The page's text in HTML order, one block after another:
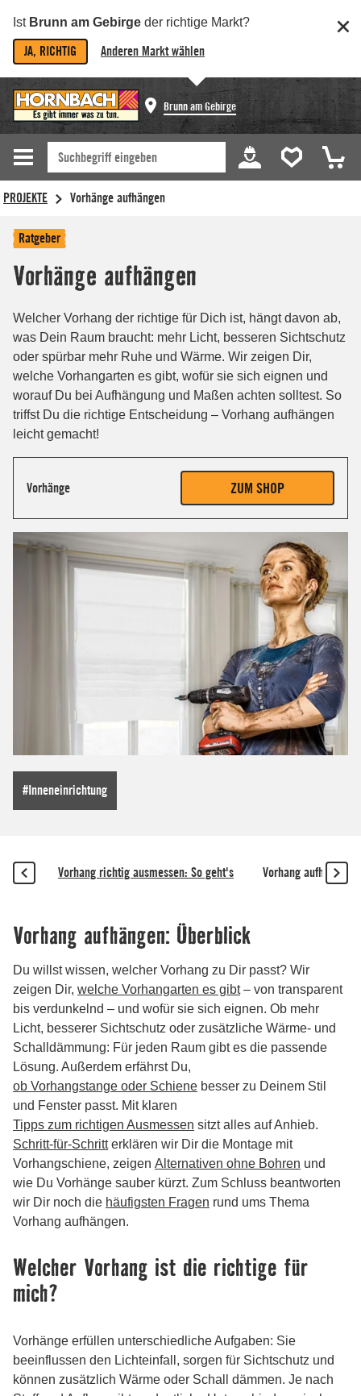
Ist Brunn am Gebirge der richtige Markt?
JA, RICHTIG Anderen Markt wählen
Brunn am Gebirge